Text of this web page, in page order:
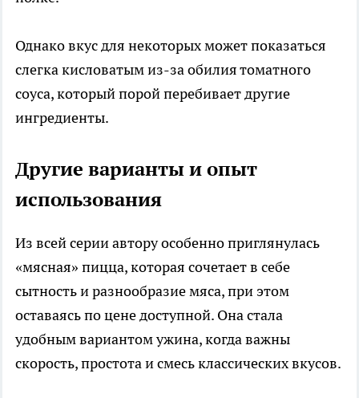
Однако вкус для некоторых может показаться
слегка кисловатым из-за обилия томатного
соуса, который порой перебивает другие
ингредиенты.
Другие варианты и опыт
использования
Из всей серии автору особенно приглянулась
«мясная» пицца, которая сочетает в себе
сытность и разнообразие мяса, при этом
оставаясь по цене доступной. Она стала
удобным вариантом ужина, когда важны
скорость, простота и смесь классических вкусов.